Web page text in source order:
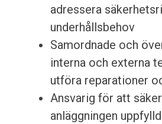
adressera
underhållsbehov
Samordnade och
interna och externa
utföra reparationer
Ansvarig för att
anläggningen